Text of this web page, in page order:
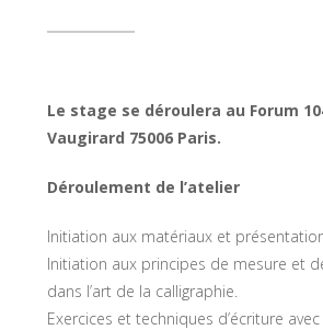
Le stage se déroulera au Forum
Vaugirard 75006 Paris.
Déroulement de l’atelier
Initiation aux matériaux et
Initiation aux principes de mesure et
dans l’art de la calligraphie.
Exercices et techniques d’écriture